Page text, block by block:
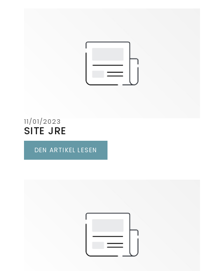
11/01/2023
SITE JRE
DEN ARTIKEL LESEN((ÖFFNET EIN NEUES FENSTER))